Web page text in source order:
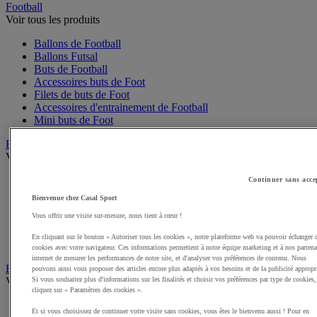
Football
Voir tous les produits
Ballons de Football
Ballons Futsal
Buts de Football
Accessoires buts de Foot
Filets de buts de Foot
Accessoires d'entrainement de Football
Mini buts de Foot
Basketball
Voir tous les produits
Accessoires entrainement de Basket
Panneaux de Basket
Accessoires terrain de Basket
Paniers de Basket, buts de Basket
Handball
Voir tous les produits
Continuer sans
Bienvenue chez Casal Sport
Vous offrir une visite sur-mesure, nous tient à cœur !
En cliquant sur le bouton « Autoriser tous les cookies », notre plateforme web va pouvoir échanger
cookies avec votre navigateur. Ces informations permettent à notre équipe marketing et à nos
internet de mesurer les performances de notre site, et d'analyser vos préférences de contenu. Nous
pouvons ainsi vous proposer des articles encore plus adaptés à vos besoins et de la publicité
Si vous souhaitez plus d'informations sur les finalités et choisir vos préférences par type de cookies,
cliquez sur « Paramètres des cookies ».
Et si vous choisissez de continuer votre visite sans cookies, vous êtes le bienvenu aussi ! Pour en